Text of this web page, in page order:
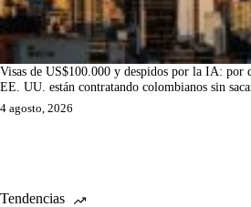
Visas de US$100.000 y despidos por la IA: por
EE. UU. están contratando colombianos sin
4 agosto, 2026
Tendencias